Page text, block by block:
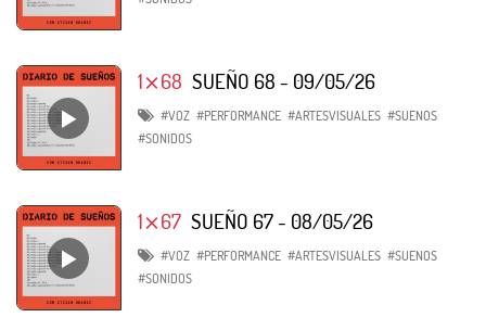
1⨯68 SUEÑO 68 - 09/05/26
#VOZ #PERFORMANCE #ARTESVISUALES #SUENOS
#SONIDOS
1⨯67 SUEÑO 67 - 08/05/26
#VOZ #PERFORMANCE #ARTESVISUALES #SUENOS
#SONIDOS